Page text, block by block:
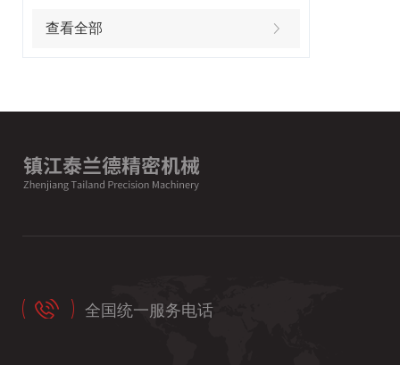
查看全部
全国统一服务电话